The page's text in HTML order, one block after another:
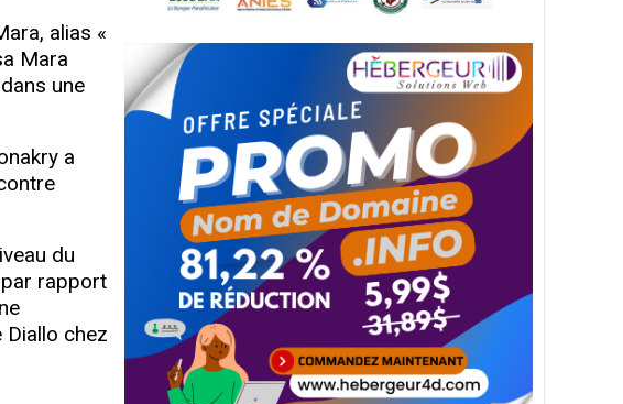
alias «
Mara
une
a
du
rapport
Diallo chez